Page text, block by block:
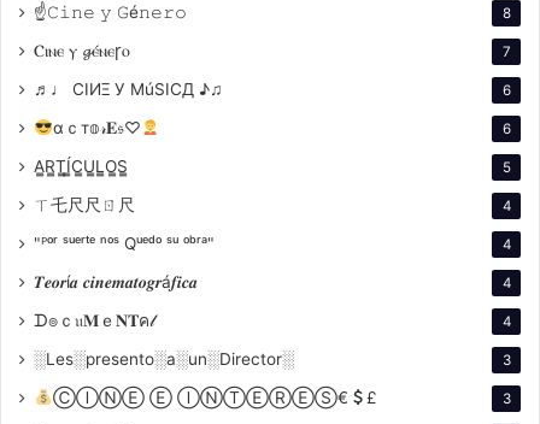
Ganadores principales:
como gran
vencedora,
como revelación novel, y
☝𝙲𝚒𝚗𝚎 𝚢 𝙶é𝚗𝚎𝚛𝚘 8
Ⲥⲓⲛⲉ ⲩ 𝓰ⲉ́ⲛⲉꞅⲟ 7
♬♩ CIИΞ У MúSICД ♪♫ 6
αｃт𝕠𝓇𝐄𝔰♡ 6
A̳R̳T̳Í̳C̳U̳L̳O̳S̳ 5
ㄒ乇尺尺ㄖ尺 4
"ᴾᵒʳ ˢᵘᵉʳᵗᵉ ⁿᵒˢ Qᵘᵉᵈᵒ ˢᵘ ᵒᵇʳᵃ" 4
𝑻𝒆𝒐𝒓í𝒂 𝒄𝒊𝒏𝒆𝒎𝒂𝒕𝒐𝒈𝒓á𝒇𝒊𝒄𝒂 4
ᗪ๏ｃ𝔲𝐌ｅ𝐍𝐓ค𝓁 4
░Les░presento░a░un░Director░ 3
ⒸⒾⓃⒺ Ⓔ ⒾⓃⓉⒺⓇⒺⓈ€ £ 3